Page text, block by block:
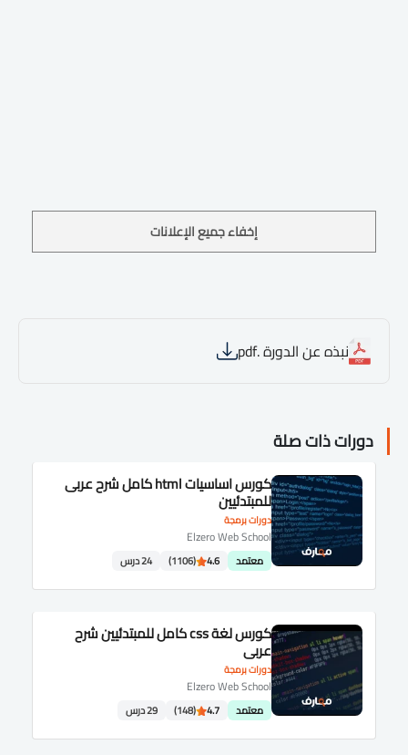
إخفاء جميع الإعلانات
نبذه عن الدورة .pdf
دورات ذات صلة
دورات برمجة
كورس اساسيات html كامل شرح عربى
للمبتدئيين
Elzero Web School
معتمد 4.6
(1106) 24 درس
دورات برمجة
كورس لغة css كامل للمبتدئيين شرح
عربى
Elzero Web School
معتمد 4.7
(148) 29 درس